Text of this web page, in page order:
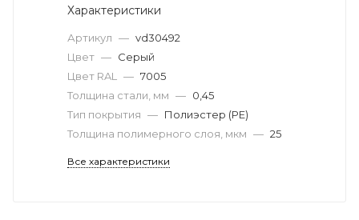
Характеристики
Артикул — vd30492
Цвет — Серый
Цвет RAL
— 7005
Толщина стали, мм — 0,45
Тип покрытия — Полиэстер (PE)
Толщина полимерного слоя, мкм — 25
Все характеристики